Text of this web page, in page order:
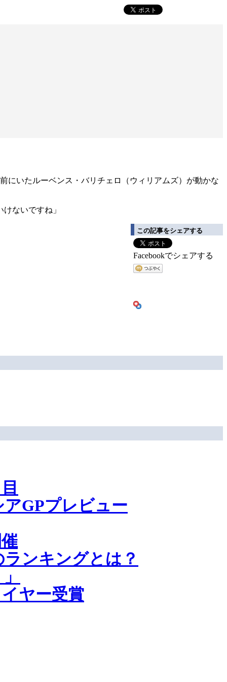
にいたルーベンス・バリチェロ（ウィリアムズ）が動かな
ないですね」
この記事をシェアする
Facebookでシェアする
GPプレビュー
ンキングとは？
ヤー受賞